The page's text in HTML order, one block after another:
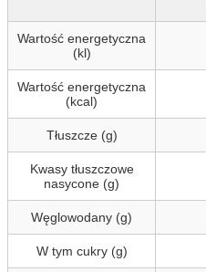
Wartość energetyczna
(kl)
Wartość energetyczna
(kcal)
Tłuszcze (g)
Kwasy tłuszczowe
nasycone (g)
Węglowodany (g)
W tym cukry (g)